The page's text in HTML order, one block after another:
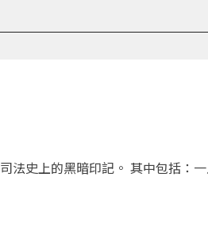
法史上的黑暗印記。 其中包括：